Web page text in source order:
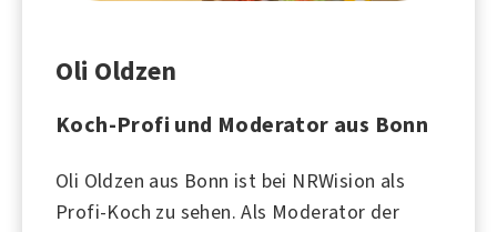
Oli Oldzen
Koch-Profi und Moderator aus Bonn
Oli Oldzen aus Bonn ist bei NRWision als
Profi-Koch zu sehen. Als Moderator der